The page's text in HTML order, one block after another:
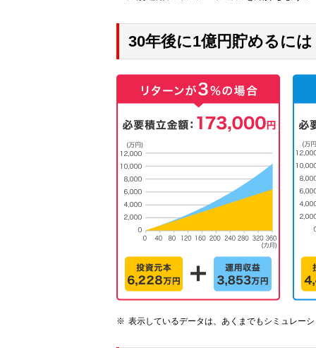
30年後に1億円貯めるには
表示しているデータは、あくまでもシミュレー